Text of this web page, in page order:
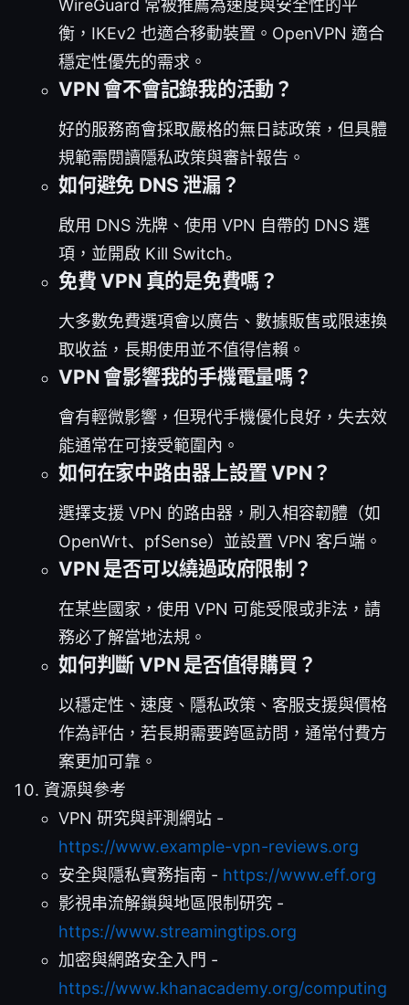
WireGuard 常被推薦為速度與安全性的平
衡，IKEv2 也適合移動裝置。OpenVPN 適合
穩定性優先的需求。
VPN 會不會記錄我的活動？
好的服務商會採取嚴格的無日誌政策，但具體
規範需閱讀隱私政策與審計報告。
如何避免 DNS 泄漏？
啟用 DNS 洗牌、使用 VPN 自帶的 DNS 選
項，並開啟 Kill Switch。
免費 VPN 真的是免費嗎？
大多數免費選項會以廣告、數據販售或限速換
取收益，長期使用並不值得信賴。
VPN 會影響我的手機電量嗎？
會有輕微影響，但現代手機優化良好，失去效
能通常在可接受範圍內。
如何在家中路由器上設置 VPN？
選擇支援 VPN 的路由器，刷入相容韌體（如
OpenWrt、pfSense）並設置 VPN 客戶端。
VPN 是否可以繞過政府限制？
在某些國家，使用 VPN 可能受限或非法，請
務必了解當地法規。
如何判斷 VPN 是否值得購買？
以穩定性、速度、隱私政策、客服支援與價格
作為評估，若長期需要跨區訪問，通常付費方
案更加可靠。
資源與參考
VPN 研究與評測網站 -
https://www.example-vpn-reviews.org
安全與隱私實務指南 - https://www.eff.org
影視串流解鎖與地區限制研究 -
https://www.streamingtips.org
加密與網路安全入門 -
https://www.khanacademy.org/computing